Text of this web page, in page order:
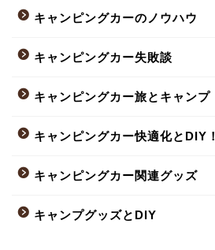
キャンピングカーのノウハウ
キャンピングカー失敗談
キャンピングカー旅とキャンプ
キャンピングカー快適化とDIY！
キャンピングカー関連グッズ
キャンプグッズとDIY